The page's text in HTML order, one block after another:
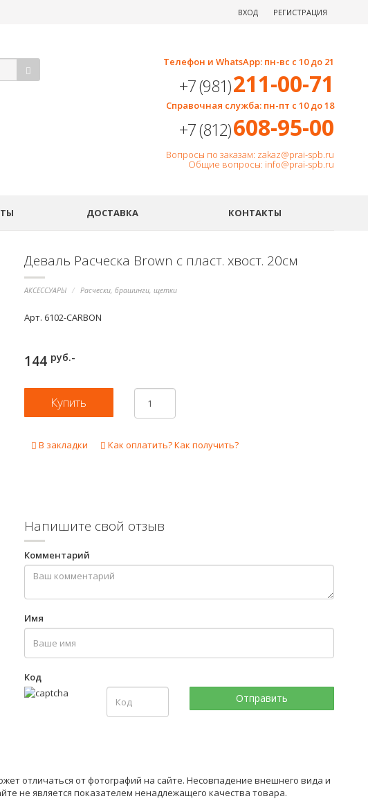
ВХОД РЕГИСТРАЦИЯ
Телефон и WhatsApp: пн-вс с 10 до 21
+7 (981)211-00-71
Справочная служба: пн-пт с 10 до 18
+7 (812)608-95-00
Вопросы по заказам: zakaz@prai-spb.ru
Общие вопросы: info@prai-spb.ru
ДОСТАВКА КОНТАКТЫ
Деваль Расческа Brown с пласт. хвост. 20см
АКСЕССУАРЫ Расчески, брашинги, щетки
Арт. 6102-CARBON
144 руб.-
В закладки Как оплатить? Как получить?
Напишите свой отзыв
Комментарий
Имя
Код
отличаться от фотографий на сайте. Несовпадение внешнего вида и
не является показателем ненадлежащего качества товара.